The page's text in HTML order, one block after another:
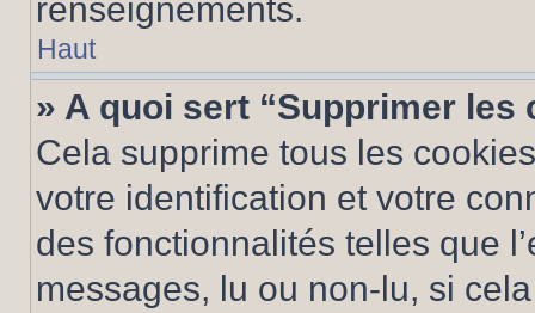
renseignements.
Haut
» A quoi sert “Supprimer les
Cela supprime tous les
votre identification et votre
des fonctionnalités telles que
messages, lu ou non-lu, si